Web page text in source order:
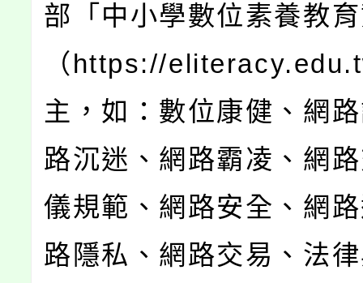
部「中小學數位素養教
（https://
主，如：數位康健、網
路沉迷、網路霸凌、網
儀規範、網路安全、網
路隱私、網路交易、法